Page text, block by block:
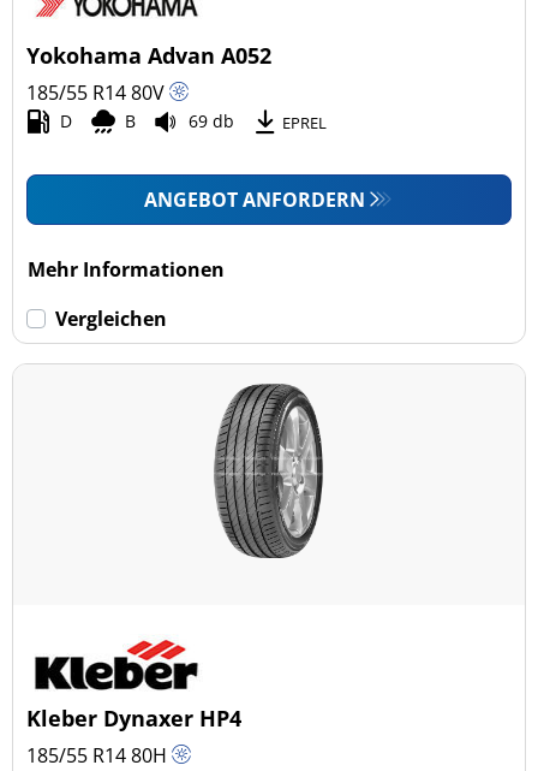
Yokohama Advan A052
185/55 R1480V
D B 69 db EPREL
ANGEBOT ANFORDERN
Mehr Informationen
Vergleichen
Kleber Dynaxer HP4
185/55 R1480H